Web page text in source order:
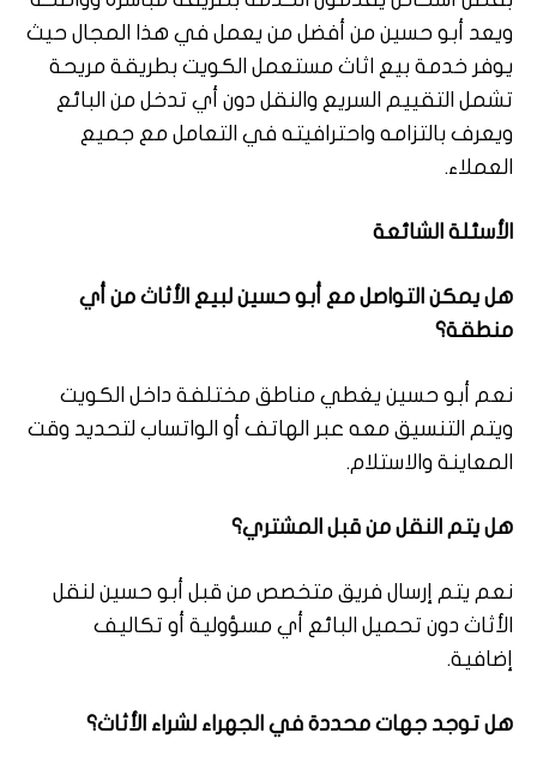
ويعد أبو حسين من أفضل من يعمل في هذا المجال حيث
يوفر خدمة بيع اثاث مستعمل الكويت بطريقة مريحة
تشمل التقييم السريع والنقل دون أي تدخل من البائع
ويعرف بالتزامه واحترافيته في التعامل مع جميع
العملاء.
الأسئلة الشائعة
هل يمكن التواصل مع أبو حسين لبيع الأثاث من أي
منطقة؟
نعم أبو حسين يغطي مناطق مختلفة داخل الكويت
ويتم التنسيق معه عبر الهاتف أو الواتساب لتحديد وقت
المعاينة والاستلام.
هل يتم النقل من قبل المشتري؟
نعم يتم إرسال فريق متخصص من قبل أبو حسين لنقل
الأثاث دون تحميل البائع أي مسؤولية أو تكاليف
إضافية.
هل توجد جهات محددة في الجهراء لشراء الأثاث؟